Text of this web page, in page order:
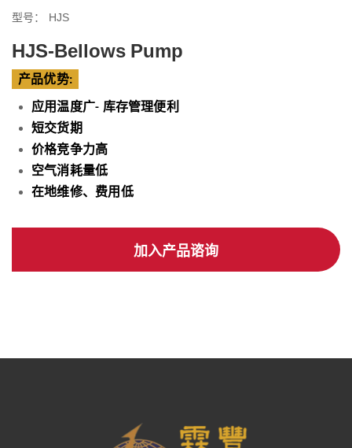
型号： HJS
HJS-Bellows Pump
产品优势:
应用温度广- 库存管理便利
短交货期
价格竞争力高
空气消耗量低
在地维修、费用低
加入产品谘询